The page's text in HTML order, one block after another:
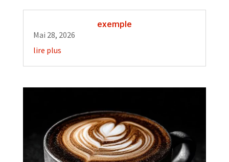
exemple
Mai 28, 2026
lire plus